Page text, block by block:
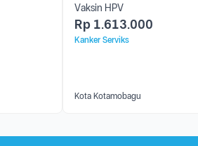
Vaksin HPV
Rp 1.613.000
Kanker Serviks
Kota Kotamobagu